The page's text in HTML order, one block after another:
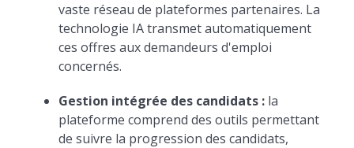
vaste réseau de plateformes partenaires. La
technologie IA transmet automatiquement
ces offres aux demandeurs d'emploi
concernés.
Gestion intégrée des candidats :la
plateforme comprend des outils permettant
de suivre la progression des candidats,